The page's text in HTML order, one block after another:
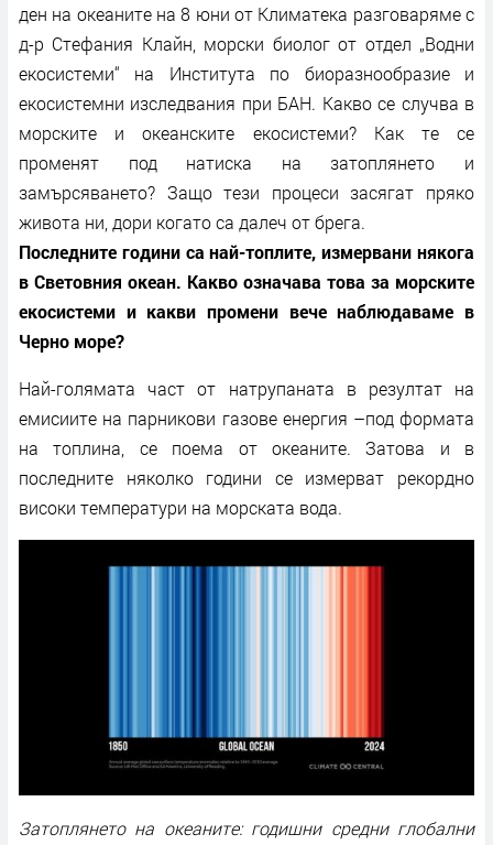
ден на океаните на 8 юни от Климатека разговаряме с
д-р Стефания Клайн, морски биолог от отдел „Водни
екосистеми“ на Института по биоразнообразие и
екосистемни изследвания при БАН. Какво се случва в
морските и океанските екосистеми? Как те се
променят под натиска на затоплянето и
замърсяването? Защо тези процеси засягат пряко
живота ни, дори когато са далеч от брега.
Последните години са най-топлите, измервани някога
в Световния океан. Какво означава това за морските
екосистеми и какви промени вече наблюдаваме в
Черно море?
Най-голямата част от натрупаната в резултат на
емисиите на парникови газове енергия –под формата
на топлина, се поема от океаните. Затова и в
последните няколко години се измерват рекордно
високи температури на морската вода.
Затоплянето на океаните: годишни средни глобални